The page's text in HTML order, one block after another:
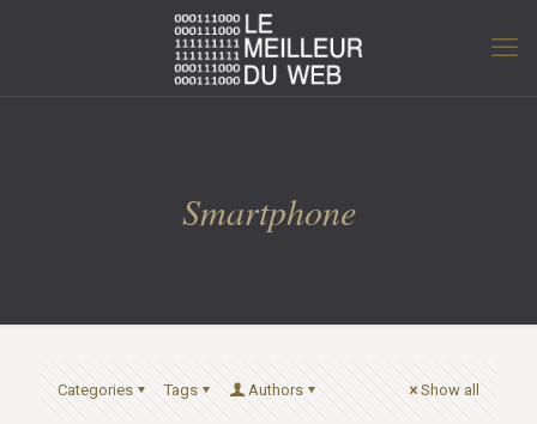
Smartphone
Categories Tags Authors Show all